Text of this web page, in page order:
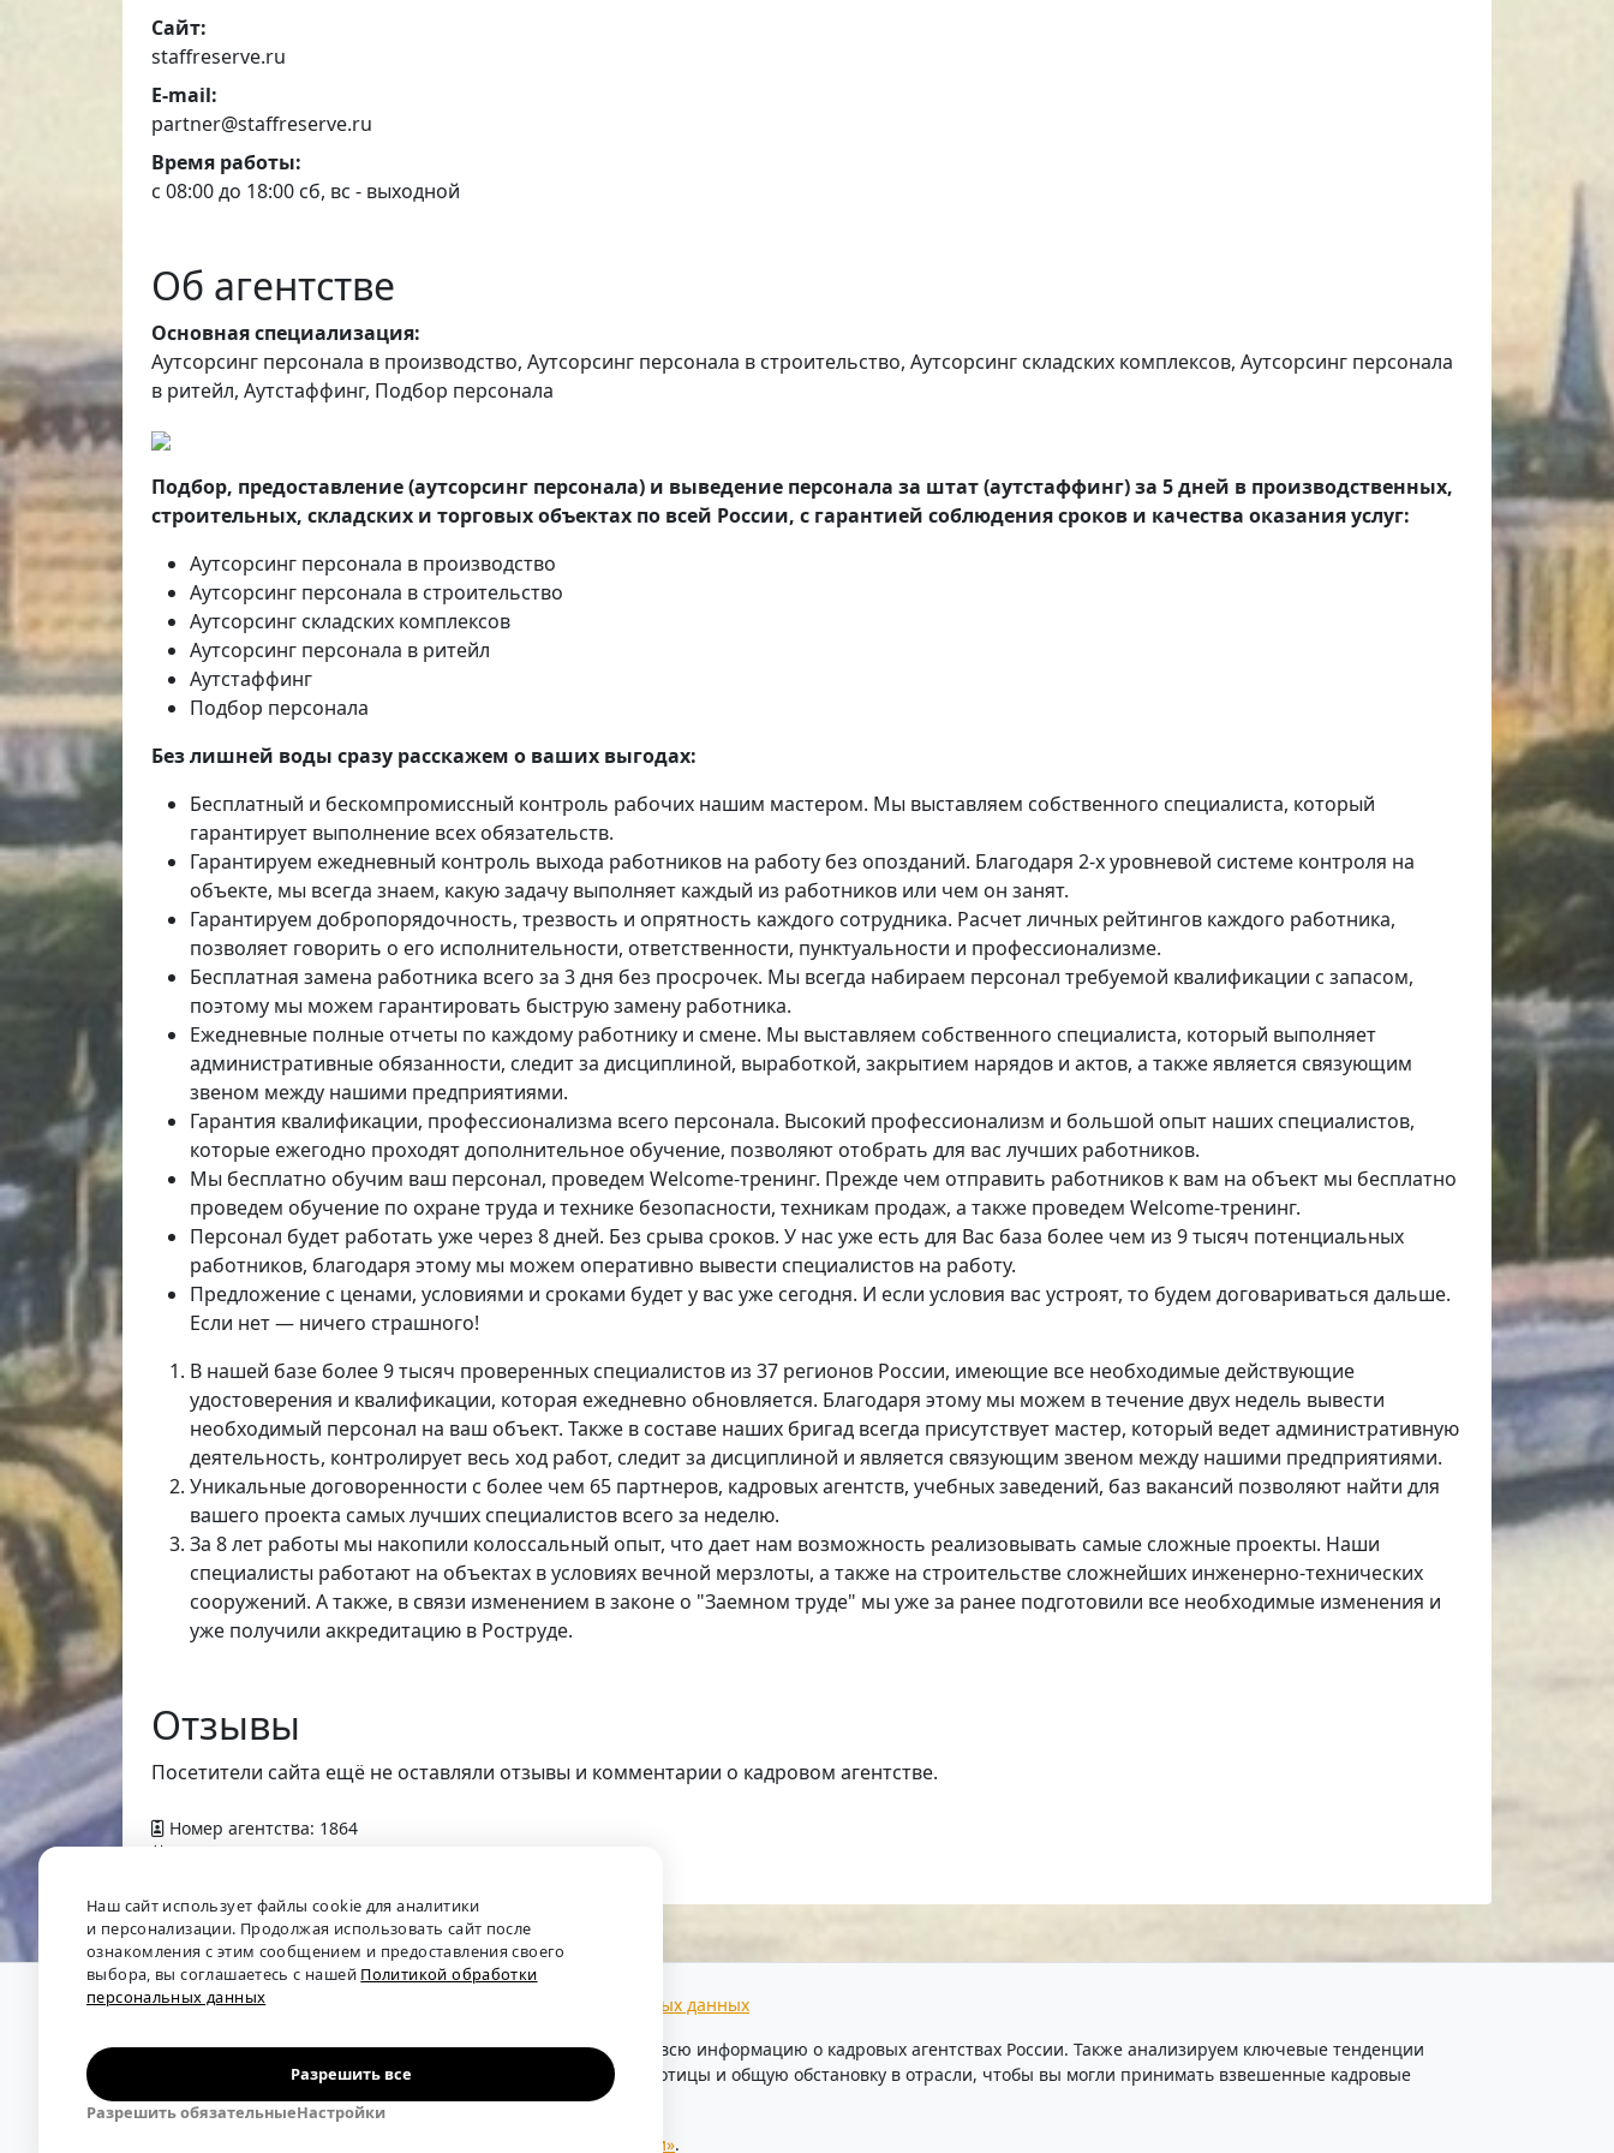
Сайт:
staffreserve.ru
E-mail:
partner@staffreserve.ru
Время работы:
с 08:00 до 18:00 сб, вс - выходной
Об агентстве
Основная специализация:
Аутсорсинг персонала в производство, Аутсорсинг персонала в строительство, Аутсорсинг складских комплексов, Аутсорсинг персонала
в ритейл, Аутстаффинг, Подбор персонала
Подбор, предоставление (аутсорсинг персонала) и выведение персонала за штат (аутстаффинг) за 5 дней в производственных,
строительных, складских и торговых объектах по всей России, с гарантией соблюдения сроков и качества оказания услуг:
Аутсорсинг персонала в производство
Аутсорсинг персонала в строительство
Аутсорсинг складских комплексов
Аутсорсинг персонала в ритейл
Аутстаффинг
Подбор персонала
Без лишней воды сразу расскажем о ваших выгодах:
Бесплатный и бескомпромиссный контроль рабочих нашим мастером. Мы выставляем собственного специалиста, который
гарантирует выполнение всех обязательств.
Гарантируем ежедневный контроль выхода работников на работу без опозданий. Благодаря 2-х уровневой системе контроля на
объекте, мы всегда знаем, какую задачу выполняет каждый из работников или чем он занят.
Гарантируем добропорядочность, трезвость и опрятность каждого сотрудника. Расчет личных рейтингов каждого работника,
позволяет говорить о его исполнительности, ответственности, пунктуальности и профессионализме.
Бесплатная замена работника всего за 3 дня без просрочек. Мы всегда набираем персонал требуемой квалификации с запасом,
поэтому мы можем гарантировать быструю замену работника.
Ежедневные полные отчеты по каждому работнику и смене. Мы выставляем собственного специалиста, который выполняет
административные обязанности, следит за дисциплиной, выработкой, закрытием нарядов и актов, а также является связующим
звеном между нашими предприятиями.
Гарантия квалификации, профессионализма всего персонала. Высокий профессионализм и большой опыт наших специалистов,
которые ежегодно проходят дополнительное обучение, позволяют отобрать для вас лучших работников.
Мы бесплатно обучим ваш персонал, проведем Welcome-тренинг. Прежде чем отправить работников к вам на объект мы бесплатно
проведем обучение по охране труда и технике безопасности, техникам продаж, а также проведем Welcome-тренинг.
Персонал будет работать уже через 8 дней. Без срыва сроков. У нас уже есть для Вас база более чем из 9 тысяч потенциальных
работников, благодаря этому мы можем оперативно вывести специалистов на работу.
Предложение с ценами, условиями и сроками будет у вас уже сегодня. И если условия вас устроят, то будем договариваться дальше.
Если нет — ничего страшного!
В нашей базе более 9 тысяч проверенных специалистов из 37 регионов России, имеющие все необходимые действующие
удостоверения и квалификации, которая ежедневно обновляется. Благодаря этому мы можем в течение двух недель вывести
необходимый персонал на ваш объект. Также в составе наших бригад всегда присутствует мастер, который ведет административную
деятельность, контролирует весь ход работ, следит за дисциплиной и является связующим звеном между нашими предприятиями.
Уникальные договоренности с более чем 65 партнеров, кадровых агентств, учебных заведений, баз вакансий позволяют найти для
вашего проекта самых лучших специалистов всего за неделю.
За 8 лет работы мы накопили колоссальный опыт, что дает нам возможность реализовывать самые сложные проекты. Наши
специалисты работают на объектах в условиях вечной мерзлоты, а также на строительстве сложнейших инженерно-технических
сооружений. А также, в связи изменением в законе о "Заемном труде" мы уже за ранее подготовили все необходимые изменения и
уже получили аккредитацию в Роструде.
Отзывы
Посетители сайта ещё не оставляли отзывы и комментарии о кадровом агентстве.
Номер агентства: 1864
О проекте•Обратная связь
Политика обработки персональных данных
Мы собираем отзывы, составляем рейтинги и предоставляем всю информацию о кадровых агентствах России. Также анализируем ключевые тенденции
рынка труда: отслеживаем динамику зарплат, уровень безработицы и общую обстановку в отрасли, чтобы вы могли принимать взвешенные кадровые
решения.
«Кадровые агентства России».
Наш сайт использует файлы cookie для аналитики
и персонализации. Продолжая использовать сайт после
ознакомления с этим сообщением и предоставления своего
выбора, вы соглашаетесь с нашей Политикой обработки
персональных данных
Разрешить все
Разрешить обязательныеНастройки